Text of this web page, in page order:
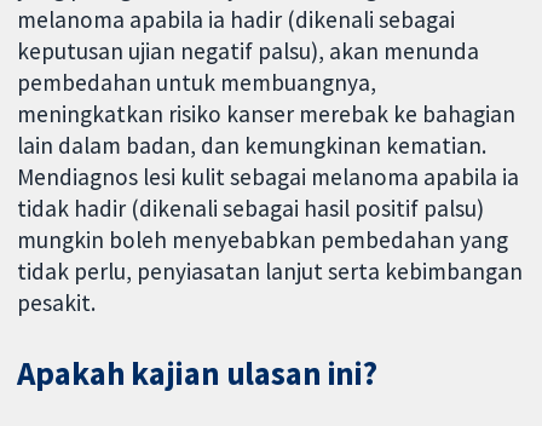
melanoma apabila ia hadir (dikenali sebagai
keputusan ujian negatif palsu), akan menunda
pembedahan untuk membuangnya,
meningkatkan risiko kanser merebak ke bahagian
lain dalam badan, dan kemungkinan kematian.
Mendiagnos lesi kulit sebagai melanoma apabila ia
tidak hadir (dikenali sebagai hasil positif palsu)
mungkin boleh menyebabkan pembedahan yang
tidak perlu, penyiasatan lanjut serta kebimbangan
pesakit.
Apakah kajian ulasan ini?